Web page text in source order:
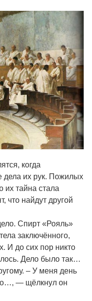
когда
дела их рук. Пожилых
их тайна стала
что найдут другой
Спирт «Рояль»
заключённого,
И до сих пор никто
Дело было так…
– У меня день
— щёлкнул он